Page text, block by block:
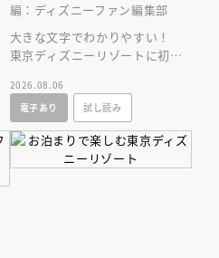
編：ディズニーファン編集部
大きな文字でわかりやすい！
東京ディズニーリゾートに初め
人へ贈る、やさしいガイドブッ
ク。
2026.08.06
電子あり
試し読み